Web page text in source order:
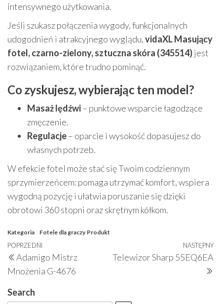
intensywnego użytkowania.
Jeśli szukasz połączenia wygody, funkcjonalnych
udogodnień i atrakcyjnego wyglądu,vidaXL Masujący
fotel, czarno-zielony, sztuczna skóra (345514)jest
rozwiązaniem, które trudno pominąć.
Co zyskujesz, wybierając ten model?
Masaż lędźwi– punktowe wsparcie łagodzące
zmęczenie.
Regulacje– oparcie i wysokość dopasujesz do
własnych potrzeb.
W efekcie fotel może stać się Twoim codziennym
sprzymierzeńcem: pomaga utrzymać komfort, wspiera
wygodną pozycję i ułatwia poruszanie się dzięki
obrotowi 360 stopni oraz skrętnym kółkom.
Kategoria Fotele dla graczy Produkt
Nawigacja
wpisu
Poprzedni
wpis
POPRZEDNI
Adamigo Mistrz
Mnożenia G-4676
NASTĘPNY
Telewizor Sharp 55EQ6EA
Search